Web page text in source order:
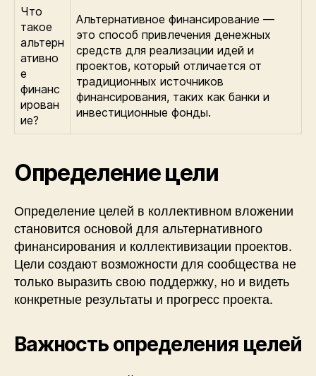
Что
такое
альтерн
ативно
е
финанс
ирован
ие?
Альтернативное финансирование —
это способ привлечения денежных
средств для реализации идей и
проектов, который отличается от
традиционных источников
финансирования, таких как банки и
инвестиционные фонды.
Определение цели
Определение целей в коллективном вложении
становится основой для альтернативного
финансирования и коллективизации проектов.
Цели создают возможности для сообщества не
только выразить свою поддержку, но и видеть
конкретные результаты и прогресс проекта.
Важность определения целей